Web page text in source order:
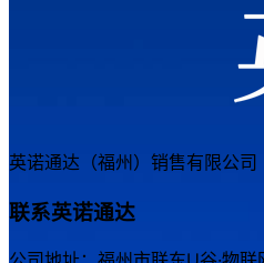
英诺通达（福州）销售有限公司
联系英诺通达